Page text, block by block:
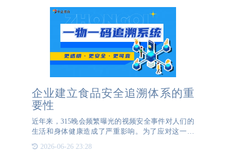
企业建立食品安全追溯体系的重
要性
近年来，315晚会频繁曝光的视频安全事件对人们的
生活和身体健康造成了严重影响。为了应对这一挑
战，实现食品质量安全的确认和追溯成为保障食品安
全的重要手段。一物一码技术，尤其是与二维码结合
2026-06-26 23:28